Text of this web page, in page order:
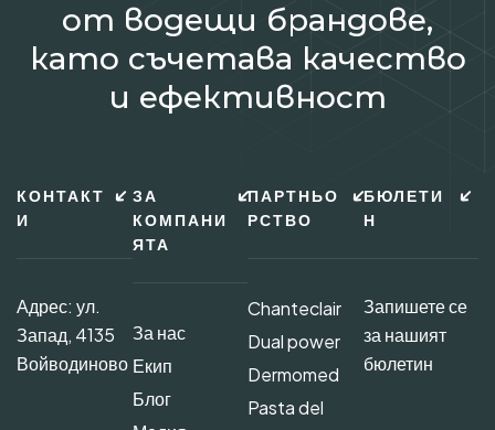
от водещи брандове,
като съчетава качество
и ефективност
КОНТАКТ
И
Адрес: ул.
Запад, 4135
Войводиново
ЗА
КОМПАНИ
ЯТА
За нас
Екип
Блог
ПАРТНЬО
РСТВО
Chanteclair
Dual power
Dermomed
Pasta del
БЮЛЕТИ
Н
Запишете се
за нашият
бюлетин